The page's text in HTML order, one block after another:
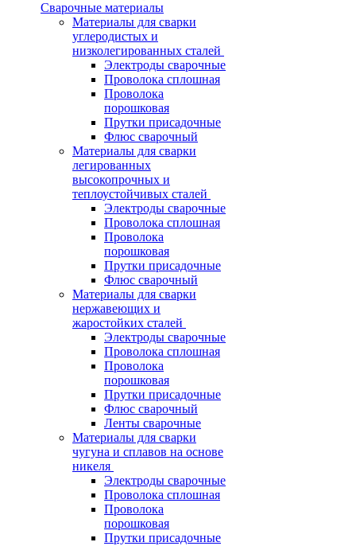
Сварочные материалы
Материалы для сварки
углеродистых и
низколегированных сталей
Электроды сварочные
Проволока сплошная
Проволока
порошковая
Прутки присадочные
Флюс сварочный
Материалы для сварки
легированных
высокопрочных и
теплоустойчивых сталей
Электроды сварочные
Проволока сплошная
Проволока
порошковая
Прутки присадочные
Флюс сварочный
Материалы для сварки
нержавеющих и
жаростойких сталей
Электроды сварочные
Проволока сплошная
Проволока
порошковая
Прутки присадочные
Флюс сварочный
Ленты сварочные
Материалы для сварки
чугуна и сплавов на основе
никеля
Электроды сварочные
Проволока сплошная
Проволока
порошковая
Прутки присадочные